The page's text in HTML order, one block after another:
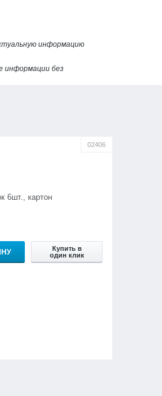
информацию
информации без
02406
6шт., картон
Купить в
один клик